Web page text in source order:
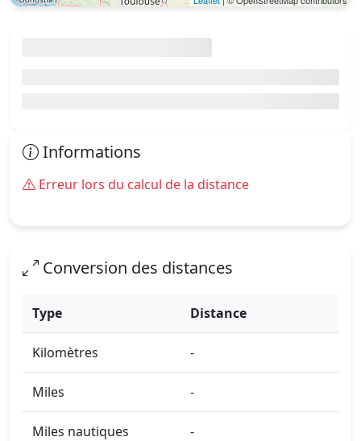
Informations
Erreur lors du calcul de la distance
Conversion des distances
Type Distance
Kilomètres -
Miles -
Miles nautiques -